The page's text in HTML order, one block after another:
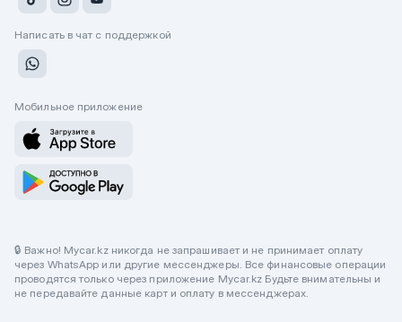
Написать в чат с поддержкой
Мобильное приложение
🔒 Важно! Mycar.kz никогда не запрашивает и не принимает оплату
через WhatsApp или другие мессенджеры. Все финансовые операции
проводятся только через приложение Mycar.kz Будьте внимательны и
не передавайте данные карт и оплату в мессенджерах.